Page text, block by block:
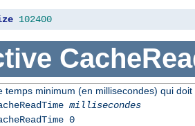
102400
temps minimum (en millisecondes) qui
millisecondes
0